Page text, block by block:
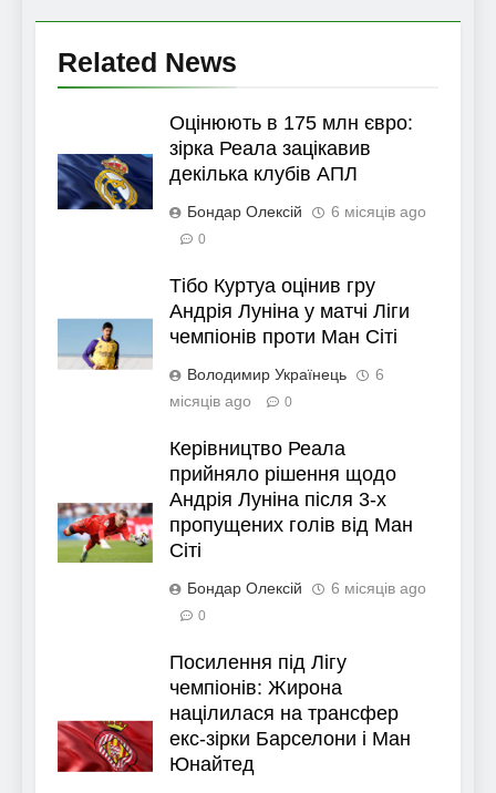
Related News
Оцінюють в 175 млн євро:
зірка Реала зацікавив
декілька клубів АПЛ
Бондар Олексій 6 місяців ago
0
Тібо Куртуа оцінив гру
Андрія Луніна у матчі Ліги
чемпіонів проти Ман Сіті
Володимир Українець
6
місяців ago
0
Керівництво Реала
прийняло рішення щодо
Андрія Луніна після 3-х
пропущених голів від Ман
Сіті
Бондар Олексій 6 місяців ago
0
Посилення під Лігу
чемпіонів: Жирона
націлилася на трансфер
екс-зірки Барселони і Ман
Юнайтед